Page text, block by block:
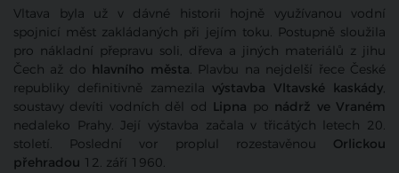
Vltava byla už v dávné historii hojně využívanou vodní
spojnicí měst zakládaných při jejím toku. Postupně sloužila
pro nákladní přepravu soli, dřeva a jiných materiálů z jihu
Čech až do hlavního města. Plavbu na nejdelší řece České
republiky definitivně zamezila výstavba Vltavské kaskády,
soustavy devíti vodních děl od Lipna po nádrž ve Vraném
nedaleko Prahy. Její výstavba začala v třicátých letech 20.
století. Poslední vor proplul rozestavěnou Orlickou
přehradou 12. září 1960.